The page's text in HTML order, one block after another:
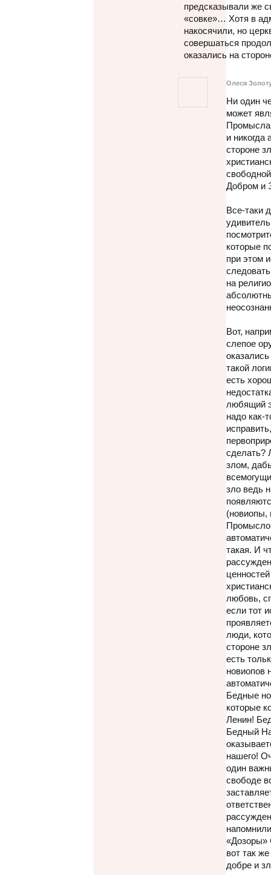
предсказывали же
«совке»… Хотя в
накосячили, но
совершаться
оказались на
Олеся
Ни один
может
Промысла
и никогда
стороне
Добром и
Все-таки
которые
при этом
на
Вот,
слепое
такой
есть
любящий
надо как-
сделать?
злом,
зло ведь
(новиопы,
такая. И
любовь,
если тот
люди,
стороне
есть
новиопов
Бедные
которые
Ленин!
Бедный
нашего!
один
свободе
«Дозоры»
вот так
добре и